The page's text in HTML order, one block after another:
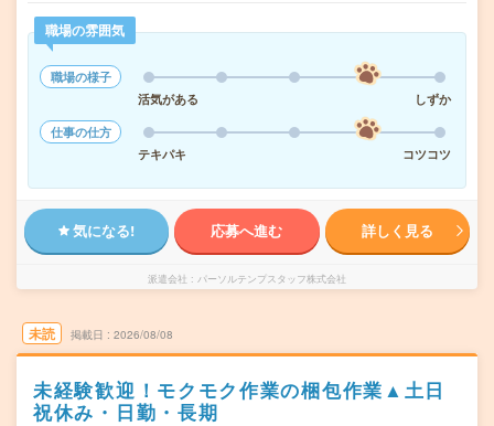
職場の雰囲気
職場の様子
活気がある
しずか
仕事の仕方
テキパキ
コツコツ
気になる! 応募へ進む 詳しく見る
派遣会社 パーソルテンプスタッフ株式会社
未読 掲載日 2026/08/08
未経験歓迎！モクモク作業の梱包作業▲土日
祝休み・日勤・長期